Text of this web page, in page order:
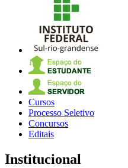
Cursos
Processo Seletivo
Concursos
Editais
Institucional